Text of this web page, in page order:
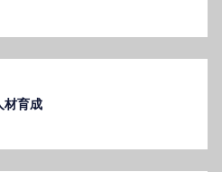
材育成